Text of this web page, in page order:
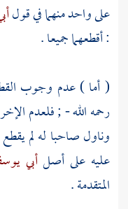
على واحد منهما في قول
: أقطعهما جميعا .
( أما ) عدم وجوب
رحمه الله - ; فلعدم
وناول صاحبا له لم
عليه على أصلأبي
المتقدمة .